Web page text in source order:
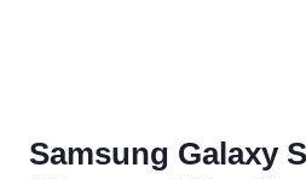
Samsung Galaxy